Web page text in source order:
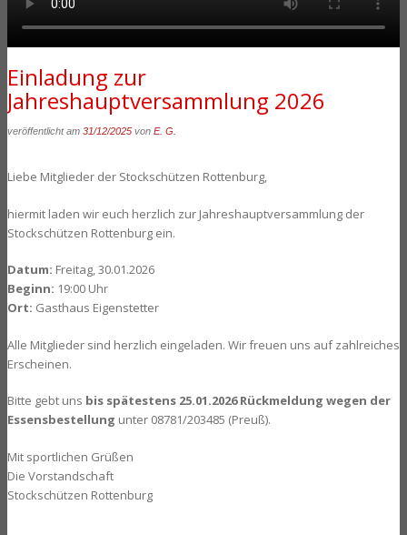
Einladung zur
Jahreshauptversammlung 2026
veröffentlicht am 31/12/2025 von E. G.
Liebe Mitglieder der Stockschützen Rottenburg,
hiermit laden wir euch herzlich zur Jahreshauptversammlung der
Stockschützen Rottenburg ein.
Datum: Freitag, 30.01.2026
Beginn: 19:00 Uhr
Ort: Gasthaus Eigenstetter
Alle Mitglieder sind herzlich eingeladen. Wir freuen uns auf zahlreiches
Erscheinen.
Bitte gebt uns bis spätestens 25.01.2026 Rückmeldung wegen der
Essensbestellung unter 08781/203485 (Preuß).
Mit sportlichen Grüßen
Die Vorstandschaft
Stockschützen Rottenburg